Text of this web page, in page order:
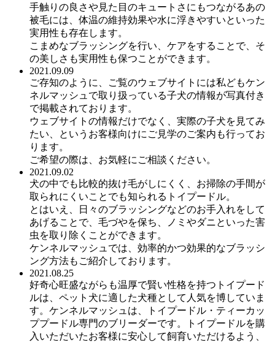
手触りの良さや見た目のキュートさにもつながるあの
被毛には、体温の維持効果や水に浮きやすいといった
実用性も存在します。
こまめなブラッシングを行い、ケアをすることで、そ
の美しさも実用性も保つことができます。
2021.09.09
ご存知のように、ご覧のウェブサイトには私どもケン
ネルマッシュで取り扱っている子犬の情報が写真付き
で掲載されております。
ウェブサイトの情報だけでなく、実際の子犬を見てみ
たい、というお客様向けにご見学のご案内も行ってお
ります。
ご希望の際は、お気軽にご相談ください。
2021.09.02
犬の中でも比較的抜け毛がしにくく、お掃除の手間が
取られにくいことでも知られるトイプードル。
とはいえ、日々のブラッシングなどのお手入れをして
あげることで、毛づやを保ち、ノミやダニといった害
虫を取り除くことができます。
ケンネルマッシュでは、効率的かつ効果的なブラッシ
ング方法もご紹介しております。
2021.08.25
好奇心旺盛ながらも温厚で賢い性格を持つトイプード
ルは、ペット犬に適した犬種として人気を博していま
す。ケンネルマッシュは、トイプードル・ティーカッ
ププードル専門のブリーダーです。トイプードルを購
入いただいたお客様に安心して飼育いただけるよう、